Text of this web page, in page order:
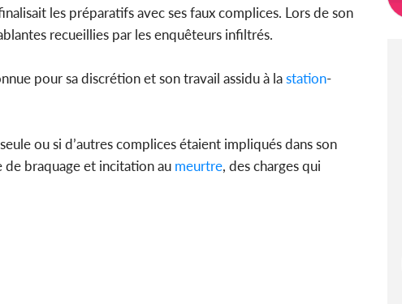
les préparatifs avec ses faux complices. Lors de son
recueillies par les enquêteurs infiltrés.
pour sa discrétion et son travail assidu à lastation-
ou si d’autres complices étaient impliqués dans son
de braquage et incitation au meurtre, des charges qui